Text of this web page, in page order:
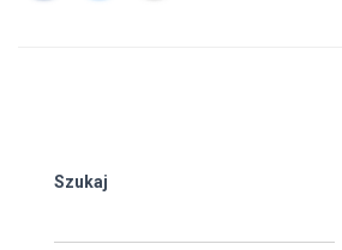
Szukaj